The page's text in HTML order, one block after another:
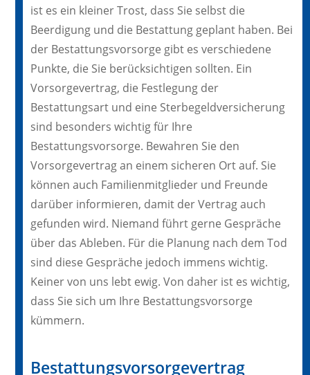
ist es ein kleiner Trost, dass Sie selbst die
Beerdigung und die Bestattung geplant haben. Bei
der Bestattungsvorsorge gibt es verschiedene
Punkte, die Sie berücksichtigen sollten. Ein
Vorsorgevertrag, die Festlegung der
Bestattungsart und eine Sterbegeldversicherung
sind besonders wichtig für Ihre
Bestattungsvorsorge. Bewahren Sie den
Vorsorgevertrag an einem sicheren Ort auf. Sie
können auch Familienmitglieder und Freunde
darüber informieren, damit der Vertrag auch
gefunden wird. Niemand führt gerne Gespräche
über das Ableben. Für die Planung nach dem Tod
sind diese Gespräche jedoch immens wichtig.
Keiner von uns lebt ewig. Von daher ist es wichtig,
dass Sie sich um Ihre Bestattungsvorsorge
kümmern.
Bestattungsvorsorgevertrag